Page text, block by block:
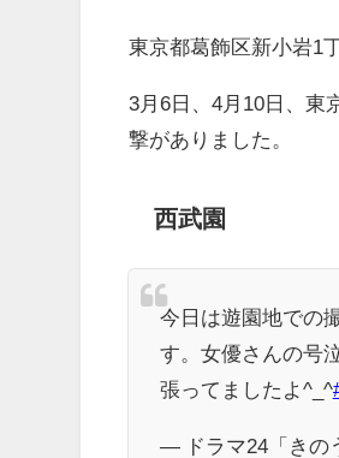
東京都葛飾区新小岩1
3月6日、4月10日、東
撃がありました。
西武園
今日は遊園地での
す。女優さんの号
張ってましたよ^_^
— ドラマ24「きの